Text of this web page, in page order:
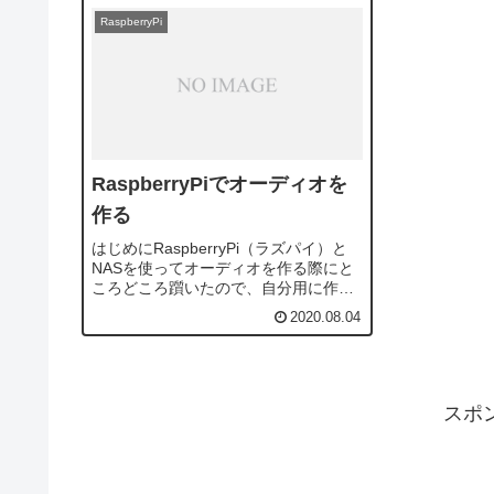
RaspberryPi
RaspberryPiでオーディオを
作る
はじめにRaspberryPi（ラズパイ）と
NASを使ってオーディオを作る際にと
ころどころ躓いたので、自分用に作業
記録を残しておきます。構成今回のオ
ーディオを構成する主な要素は以下の
2020.08.04
スポ